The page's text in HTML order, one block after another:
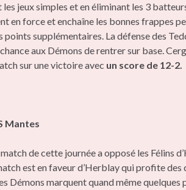
jeux simples et en éliminant les 3
en force et enchaîne les bonnes frappes
points supplémentaires. La défense des
aux Démons de rentrer sur base.
sur une victoire avec un score de 12-2.
Mantes
de cette journée a opposé les Félins
est en faveur d’Herblay qui profite
Démons marquent quand même quelques